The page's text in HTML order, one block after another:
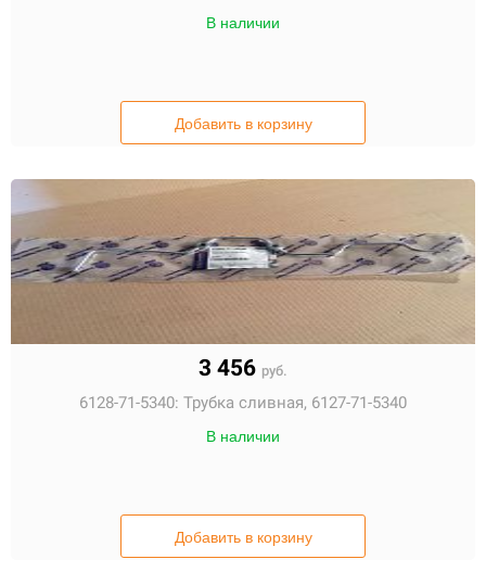
В наличии
Добавить в корзину
3 456 руб.
6128-71-5340: Трубка сливная, 6127-71-5340
В наличии
Добавить в корзину